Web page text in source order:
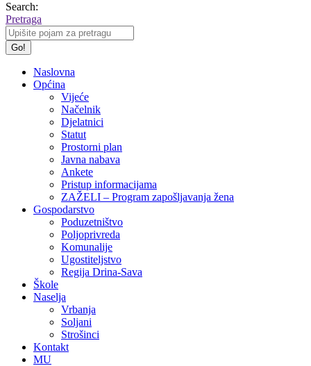
Search:
Pretraga
Naslovna
Općina
Vijeće
Načelnik
Djelatnici
Statut
Prostorni plan
Javna nabava
Ankete
Pristup informacijama
ZAŽELI – Program zapošljavanja žena
Gospodarstvo
Poduzetništvo
Poljoprivreda
Komunalije
Ugostiteljstvo
Regija Drina-Sava
Škole
Naselja
Vrbanja
Soljani
Strošinci
Kontakt
MU